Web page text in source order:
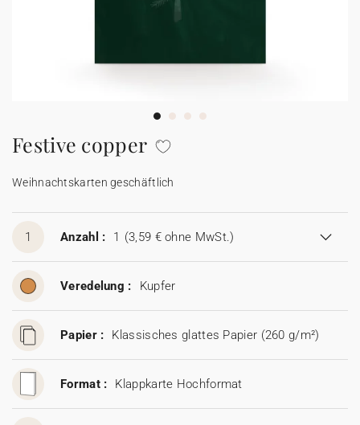
Aufkleber
Festive copper
Weihnachtskarten geschäftlich
1 Anzahl : 1 (3,59 € ohne MwSt.)
Veredelung : Kupfer
Papier : Klassisches glattes Papier (260 g/m²)
Format : Klappkarte Hochformat